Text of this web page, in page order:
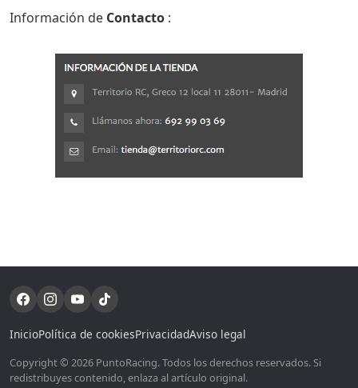
Información de Contacto :
InicioPolítica de cookiesPrivacidadAviso legal
Copyright © 2026 PuntoRacing. Todos los derechos reservados. Si
redistribuyes contenido, enlaza al artículo original.